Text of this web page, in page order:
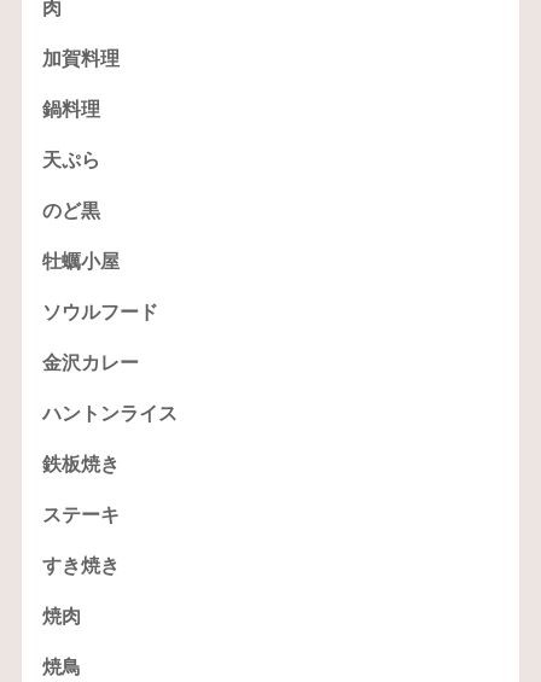
肉
加賀料理
鍋料理
天ぷら
のど黒
牡蠣小屋
ソウルフード
金沢カレー
ハントンライス
鉄板焼き
ステーキ
すき焼き
焼肉
焼鳥